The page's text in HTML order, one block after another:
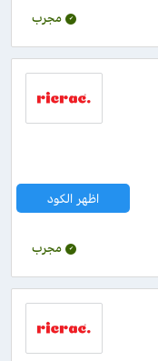
مجرب
اظهر الكود
مجرب